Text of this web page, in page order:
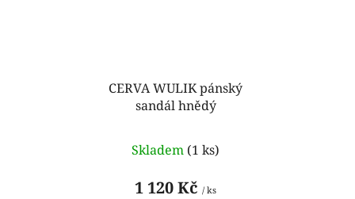
CERVA WULIK pánský
sandál hnědý
Skladem (1 ks)
1 120 Kč / ks